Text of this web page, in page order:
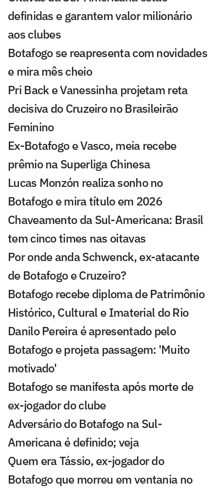
definidas e garantem valor milionário
aos clubes
Botafogo se reapresenta com novidades
e mira mês cheio
Pri Back e Vanessinha projetam reta
decisiva do Cruzeiro no Brasileirão
Feminino
Ex-Botafogo e Vasco, meia recebe
prêmio na Superliga Chinesa
Lucas Monzón realiza sonho no
Botafogo e mira título em 2026
Chaveamento da Sul-Americana: Brasil
tem cinco times nas oitavas
Por onde anda Schwenck, ex-atacante
de Botafogo e Cruzeiro?
Botafogo recebe diploma de Patrimônio
Histórico, Cultural e Imaterial do Rio
Danilo Pereira é apresentado pelo
Botafogo e projeta passagem: 'Muito
motivado'
Botafogo se manifesta após morte de
ex-jogador do clube
Adversário do Botafogo na Sul-
Americana é definido; veja
Quem era Tássio, ex-jogador do
Botafogo que morreu em ventania no